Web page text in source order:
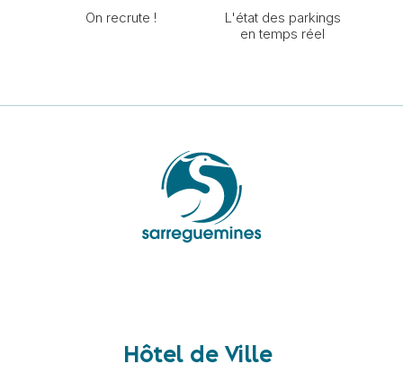
On recrute !
L'état des parkings
en temps réel
Hôtel de Ville